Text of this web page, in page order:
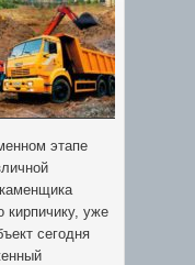
этапе
кирпичику, уже
сегодня